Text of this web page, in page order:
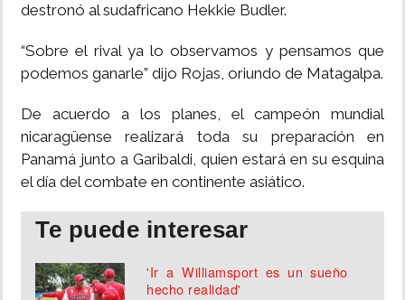
destronó al sudafricano Hekkie Budler.
“Sobre el rival ya lo observamos y pensamos que
podemos ganarle” dijo Rojas, oriundo de Matagalpa.
De acuerdo a los planes, el campeón mundial
nicaragüense realizará toda su preparación en
Panamá junto a Garibaldi, quien estará en su esquina
el día del combate en continente asiático.
Te puede interesar
'Ir a Williamsport es un sueño
hecho realidad'